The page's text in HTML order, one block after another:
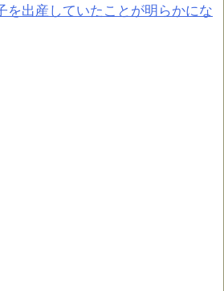
を出産していたことが明らかにな